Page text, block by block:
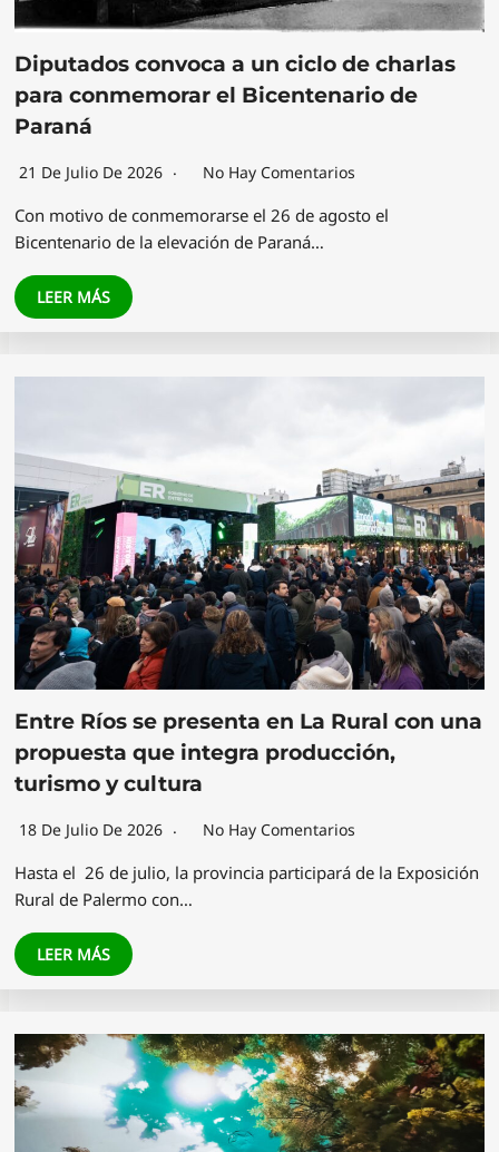
Diputados convoca a un ciclo de charlas
para conmemorar el Bicentenario de
Paraná
21 De Julio De 2026 No Hay Comentarios
Con motivo de conmemorarse el 26 de agosto el
Bicentenario de la elevación de Paraná…
LEER MÁS
Entre Ríos se presenta en La Rural con una
propuesta que integra producción,
turismo y cultura
18 De Julio De 2026 No Hay Comentarios
Hasta el 26 de julio, la provincia participará de la Exposición
Rural de Palermo con…
LEER MÁS